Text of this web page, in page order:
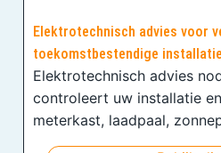
Elektrotechnisch advies voor
toekomstbestendige
Elektrotechnisch advies
controleert uw installatie
meterkast, laadpaal,